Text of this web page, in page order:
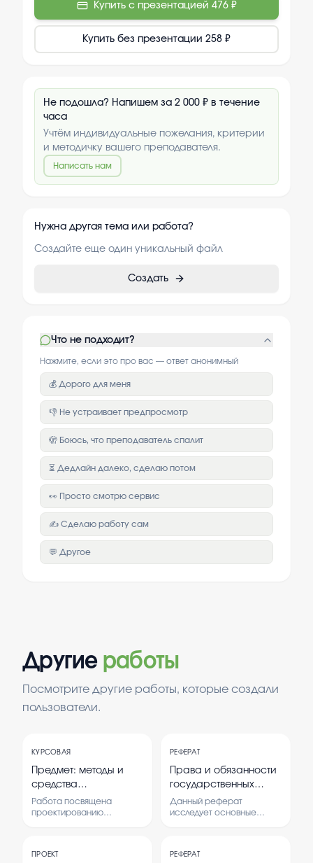
Купить с презентацией 476 ₽
Купить без презентации 258 ₽
Не подошла? Напишем за 2 000 ₽ в течение
часа
Учтём индивидуальные пожелания, критерии
и методичку вашего преподавателя.
Написать нам
Нужна другая тема или работа?
Создайте еще один уникальный файл
Создать
Что не подходит?
Нажмите, если это про вас — ответ анонимный
💰 Дорого для меня
👎 Не устраивает предпросмотр
🫣 Боюсь, что преподаватель спалит
⏳ Дедлайн далеко, сделаю потом
👀 Просто смотрю сервис
✍️ Сделаю работу сам
💬 Другое
Другие работы
Посмотрите другие работы, которые создали
пользователи.
КУРСОВАЯ
Предмет: методы и
средства
проектирования
информационных
для учета и анализа
Работа посвящена
проектированию
учета и анализа
РЕФЕРАТ
Права и обязанности
государственных
служащих
Данный реферат
исследует основные
понять их роль и
ПРОЕКТ РЕФЕРАТ